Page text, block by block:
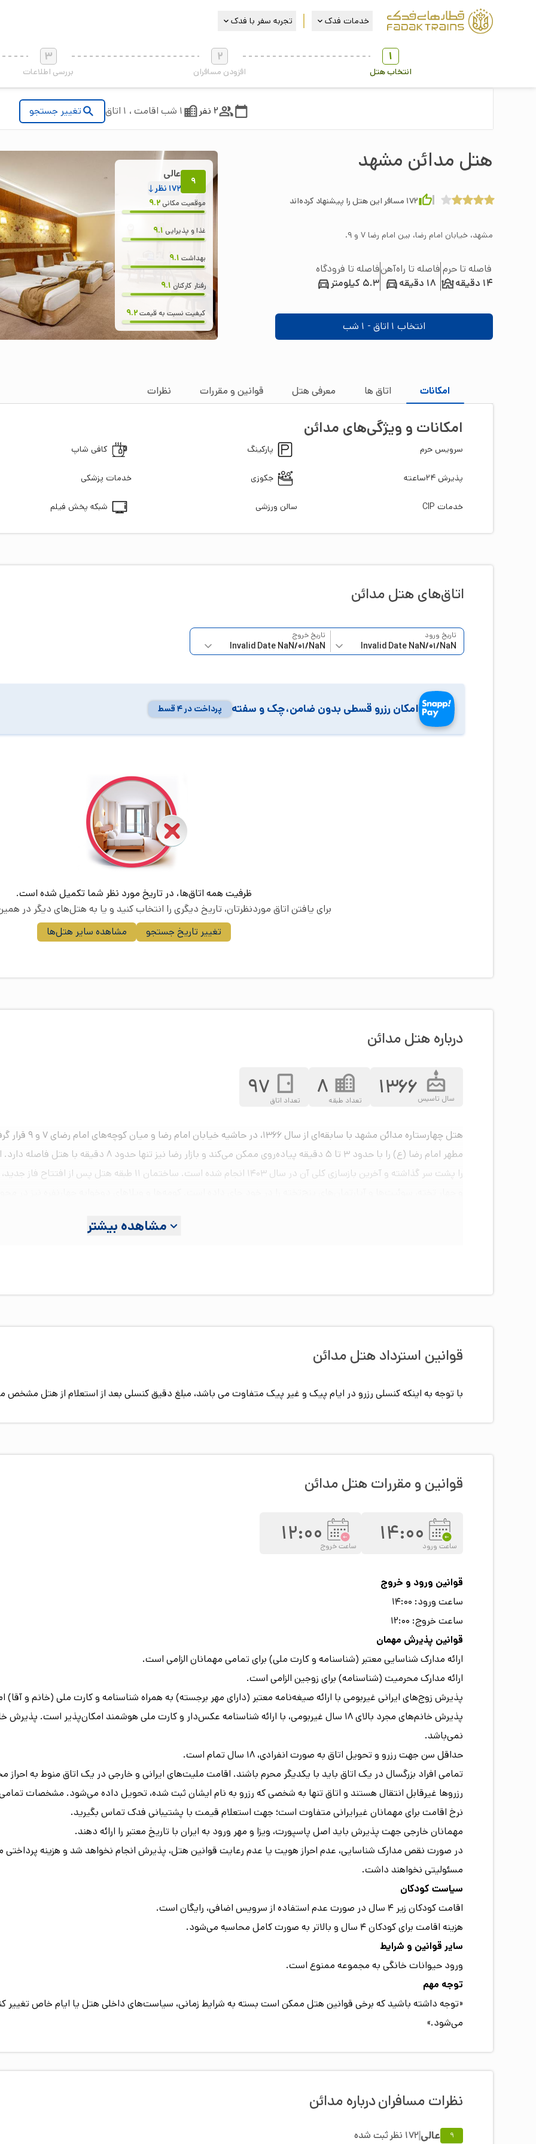
خدمات فدک تجربه سفر با فدک
1
انتخاب هتل
2
افزودن مسافران
3
بررسی اطلاعات
2 نفر 1 شب اقامت ، 1 اتاق تغییر جستجو
9
عالی
172 نظر
موقعیت مکانی 9.2
غذا و پذیرایی 9.1
بهداشت 9.1
رفتار کارکنان 9.1
کیفیت نسبت به قیمت9.2
هتل مدائن مشهد
172 مسافر این هتل را پیشنهاد کرده‌اند
مشهد، خيابان امام رضا، بین امام رضا ۷ و ۹.
فاصله تا حرم
14 دقیقه
فاصله تا راه‌آهن
18 دقیقه
فاصله تا فرودگاه
5.3 کیلومتر
انتخاب 1 اتاق - 1 شب
امکانات اتاق‌ ها معرفی هتل قوانین و مقررات نظرات
امکانات و ویژگی‌های مدائن
سرویس حرم
پذیرش 24ساعته
خدمات CIP
پارکینگ
جکوزی
سالن ورزشی
کافی شاپ
خدمات پزشکی
شبکه پخش فیلم
اتاق‌‌های هتل مدائن
تاریخ ورود تاریخ خروج
امکان رزرو قسطی بدون ضامن،چک و سفته پرداخت در ۴ قسط
ظرفیت همه اتاق‌ها، در تاریخ مورد نظر شما تکمیل شده است.
برای یافتن اتاق موردنظرتان، تاریخ دیگری را انتخاب کنید و یا به هتل‌های دیگر در
تغییر تاریخ جستجو
مشاهده سایر هتل‌ها
درباره هتل مدائن
سال تاسیس1366 تعداد طبقه8 تعداد اتاق97
هتل چهارستاره
مطهر امام رضا (ع) را با حدود ۳ تا ۵ دقیقه پیاده‌روی
و اتاق کار با میز اداری، صندلی ارگونومیک، نور مطالعه و پریزهای متعدد، انتخاب‌هایی متفاوت برای تجربه اقامتی متناسب
توان‌یابان و جانبازان دارد؛ این اتاق‌ها به ورودی‌ها و سرویس‌های بهداشتی بزرگ‌تر و دستگیره‌های کمکی در حمام مجهزند.
مهمانانی است که زودتر پذیرش می‌شوند. در صورت تکمیل ظرفیت، پارکینگ فلکه آب و پارکینگ‌های زیرگذر حرم از
مشاهده بیشتر
قوانین استرداد هتل مدائن
با توجه به اینکه کنسلی رزرو در ایام پیک و غیر پیک متفاوت می باشد، مبلغ دقیق کنسلی بعد از استعلام از هتل
قوانین و مقررات هتل مدائن
ساعت ورود14:00 ساعت خروج12:00
قوانین ورود و خروج
ساعت ورود: ۱۴:۰۰
ساعت خروج: ۱۲:۰۰
قوانین پذیرش مهمان
ارائه مدارک شناسایی معتبر (شناسنامه و کارت ملی) برای تمامی مهمانان الزامی است.
ارائه مدارک محرمیت (شناسنامه) برای زوجین الزامی است.
پذیرش زوج‌های ایرانی غیربومی با ارائه صیغه‌نامه معتبر (دارای مهر برجسته) به همراه شناسنامه و کارت ملی (خانم و آقا)
پذیرش خانم‌های مجرد بالای ۱۸ سال غیربومی، با ارائه شناسنامه عکس‌دار و کارت ملی هوشمند امکان‌پذیر
نمی‌باشد.
حداقل سن جهت رزرو و تحویل اتاق به صورت انفرادی، ۱۸ سال تمام است.
تمامی افراد بزرگسال در یک اتاق باید با یکدیگر محرم باشند. اقامت ملیت‌های ایرانی و خارجی در یک اتاق منوط به
رزروها غیرقابل انتقال هستند و اتاق تنها به شخصی که رزرو به نام ایشان ثبت شده، تحویل داده می‌شود. مشخصات
نرخ اقامت برای مهمانان غیرایرانی متفاوت است؛ جهت استعلام قیمت با پشتیبانی فدک تماس بگیرید.
مهمانان خارجی جهت پذیرش باید اصل پاسپورت، ویزا و مهر ورود به ایران با تاریخ معتبر را ارائه دهند.
در صورت نقص مدارک شناسایی، عدم احراز هویت یا عدم رعایت قوانین هتل، پذیرش انجام نخواهد شد و هزینه
مسئولیتی نخواهند داشت.
سیاست کودکان
اقامت کودکان زیر ۴ سال در صورت عدم استفاده از سرویس اضافی، رایگان است.
هزینه اقامت برای کودکان ۴ سال و بالاتر به صورت کامل محاسبه می‌شود.
سایر قوانین و شرایط
ورود حیوانات خانگی به مجموعه ممنوع است.
توجه مهم
«توجه داشته باشید که برخی قوانین هتل ممکن است بسته به شرایط زمانی، سیاست‌های داخلی هتل یا ایام خاص تغییر
می‌شود.»
نظرات مسافراندرباره مدائن
9 عالی 172 نظرثبت شده